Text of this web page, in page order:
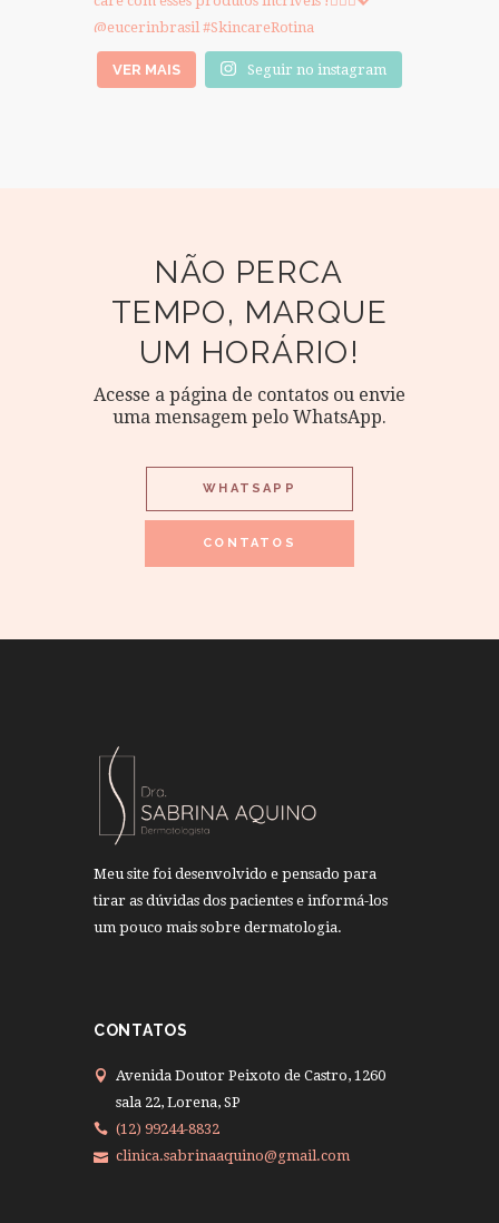
VER MAIS Seguir no instagram
NÃO PERCA
TEMPO, MARQUE
UM HORÁRIO!
Acesse a página de contatos ou envie
uma mensagem pelo WhatsApp.
WHATSAPP
CONTATOS
Meu site foi desenvolvido e pensado para
tirar as dúvidas dos pacientes e informá-los
um pouco mais sobre dermatologia.
CONTATOS
Avenida Doutor Peixoto de Castro, 1260
sala 22, Lorena, SP
(12) 99244-8832
clinica.sabrinaaquino@gmail.com